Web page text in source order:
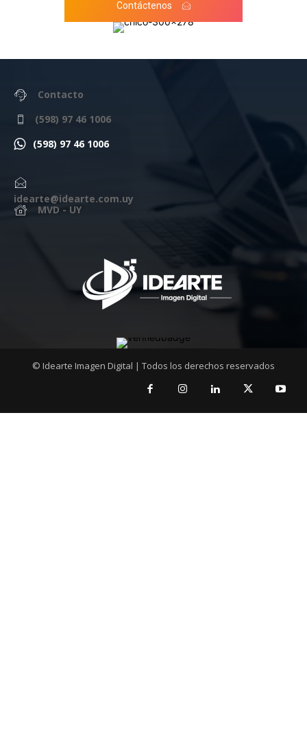
Contáctenos
Contacto
(598) 97 46 1006
(598) 97 46 1006
idearte@idearte.com.uy
MVD - UY
© Idearte Imagen Digital | Todos los derechos reservados